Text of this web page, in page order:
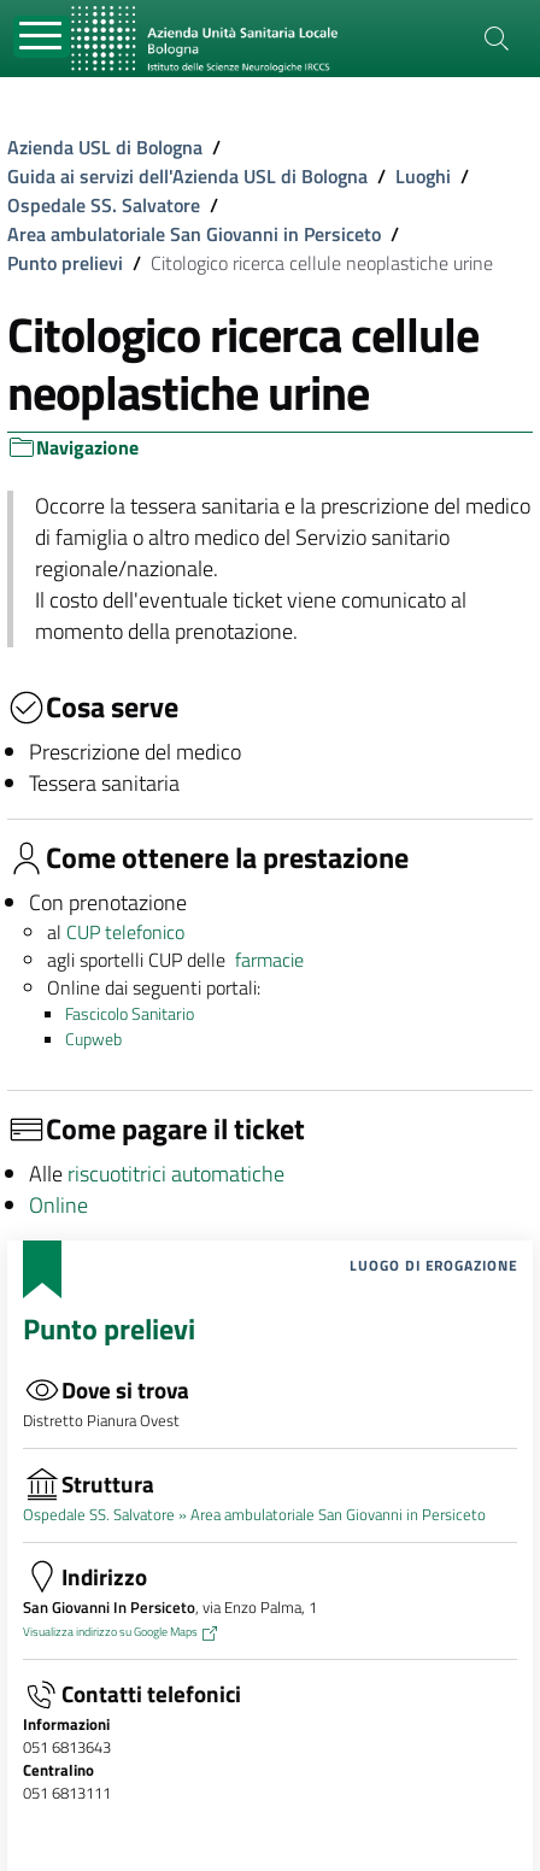
Azienda USL di Bologna /
Guida ai servizi dell'Azienda USL di Bologna / Luoghi /
Ospedale SS. Salvatore /
Area ambulatoriale San Giovanni in Persiceto /
Punto prelievi / Citologico ricerca cellule neoplastiche urine
Citologico ricerca cellule
neoplastiche urine
Navigazione
Occorre la tessera sanitaria e la prescrizione del medico
di famiglia o altro medico del Servizio sanitario
regionale/nazionale.
Il costo dell'eventuale ticket viene comunicato al
momento della prenotazione.
Cosa serve
Prescrizione del medico
Tessera sanitaria
Come ottenere la prestazione
Con prenotazione
al CUP telefonico
agli sportelli CUP dellefarmacie
Online dai seguenti portali:
Fascicolo Sanitario
Cupweb
Come pagare il ticket
Alleriscuotitrici automatiche
Online
LUOGO DI EROGAZIONE
Punto prelievi
Dove si trova
Distretto Pianura Ovest
Struttura
Ospedale SS. Salvatore »Area ambulatoriale San Giovanni in Persiceto
Indirizzo
San Giovanni In Persiceto, via Enzo Palma, 1
Visualizza indirizzo su Google Maps
Contatti telefonici
Informazioni
051 6813643
Centralino
051 6813111